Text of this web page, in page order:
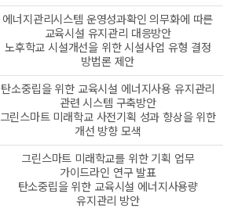
에너지관리시스템 운영성과확인 의무화에 따른
교육시설 유지관리 대응방안
노후학교 시설개선을 위한 시설사업 유형 결정
방법론 제안
탄소중립을 위한 교육시설 에너지사용 유지관리
관련 시스템 구축방안
그린스마트 미래학교 사전기획 성과 향상을 위한
개선 방향 모색
그린스마트 미래학교를 위한 기획 업무
가이드라인 연구 발표
탄소중립을 위한 교육시설 에너지사용량
유지관리 방안